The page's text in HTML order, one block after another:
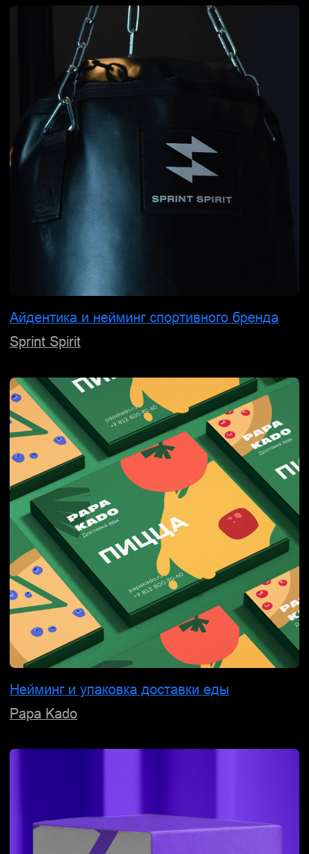
Логотип и упаковка
производителя удобрений
Русхумус
Логотип и айдентика скульптора
и одноименной галереи
Franfulyan
Логотип и производителя электрощитового
оборудования
товарного знака